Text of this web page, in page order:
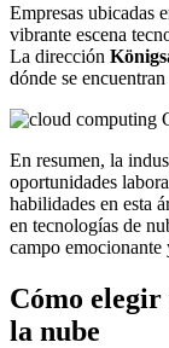
Empresas ubicadas
vibrante escena
La dirección
dónde se
En resumen, la
oportunidades
habilidades en esta
en tecnologías de
campo
Cómo elegir
la nube